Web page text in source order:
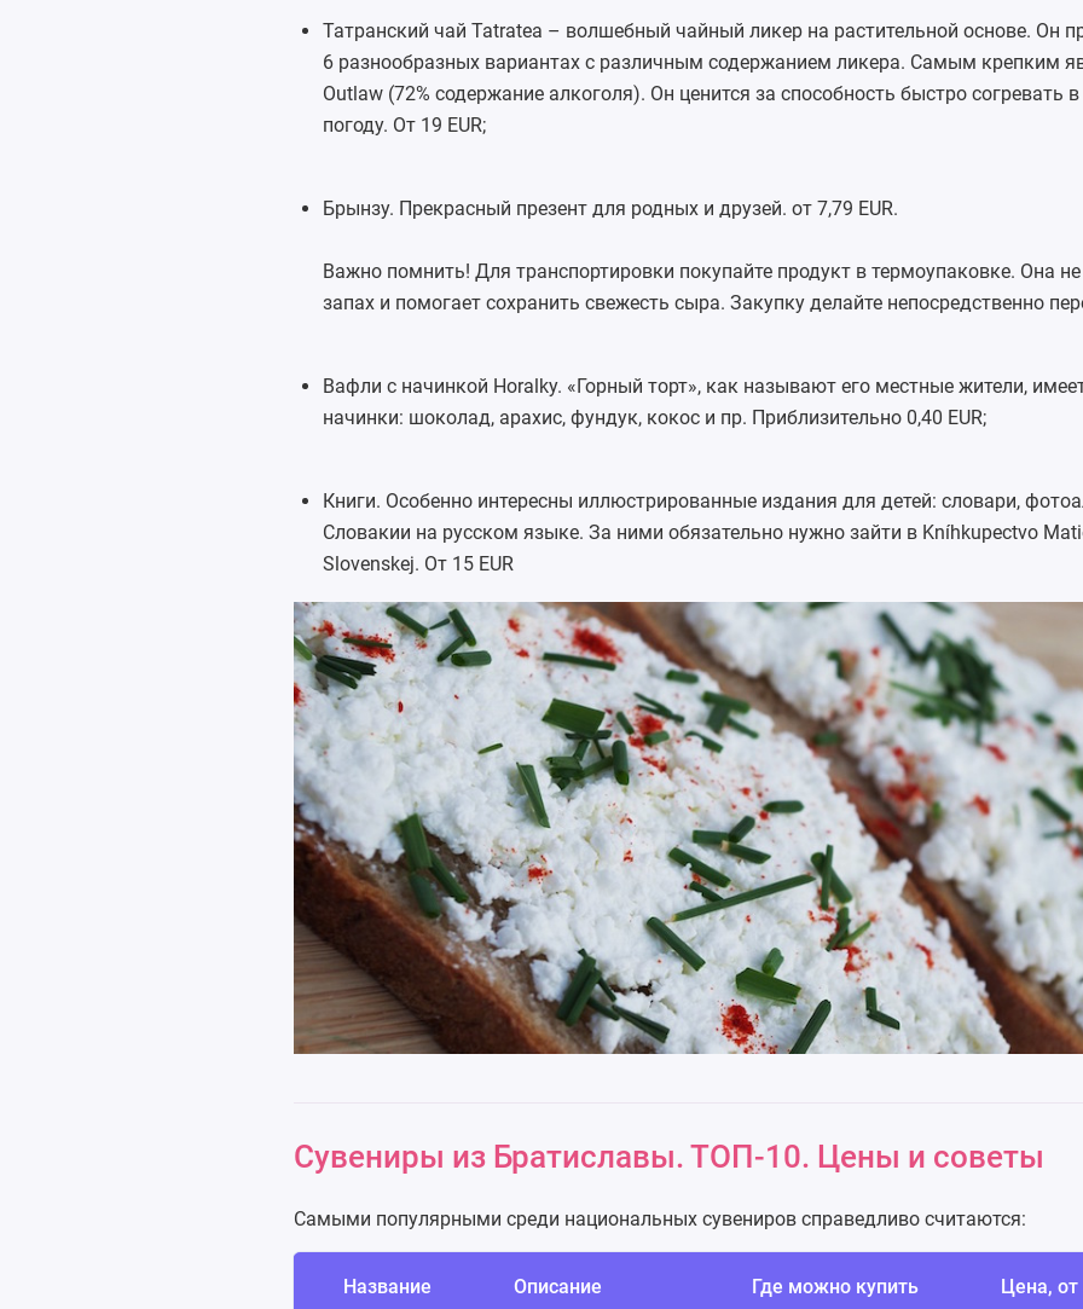
Татранский чай Tatratea – волшебный чайный ликер на растительной основе. Он
6 разнообразных вариантах с различным содержанием ликера. Самым крепким
Outlaw (72% содержание алкоголя). Он ценится за способность быстро согревать
погоду. От 19 EUR;
Брынзу. Прекрасный презент для родных и друзей. от 7,79 EUR.
Важно помнить! Для транспортировки покупайте продукт в термоупаковке. Она не
запах и помогает сохранить свежесть сыра. Закупку делайте непосредственно
Вафли с начинкой Horalky. «Горный торт», как называют его местные жители,
начинки: шоколад, арахис, фундук, кокос и пр. Приблизительно 0,40 EUR;
Книги. Особенно интересны иллюстрированные издания для детей: словари,
Словакии на русском языке. За ними обязательно нужно зайти в Kníhkupectvo
Slovenskej. От 15 EUR
Сувениры из Братиславы. ТОП-10. Цены и советы
Самыми популярными среди национальных сувениров справедливо считаются:
Название Описание Где можно купить Цена, от